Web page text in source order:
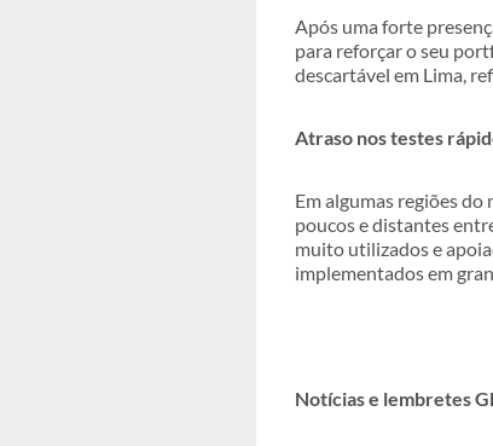
Após uma forte
para reforçar o seu
descartável em Lima,
Atraso nos testes
Em algumas regiões
poucos e distantes
muito utilizados e
implementados em
Notícias e lembretes